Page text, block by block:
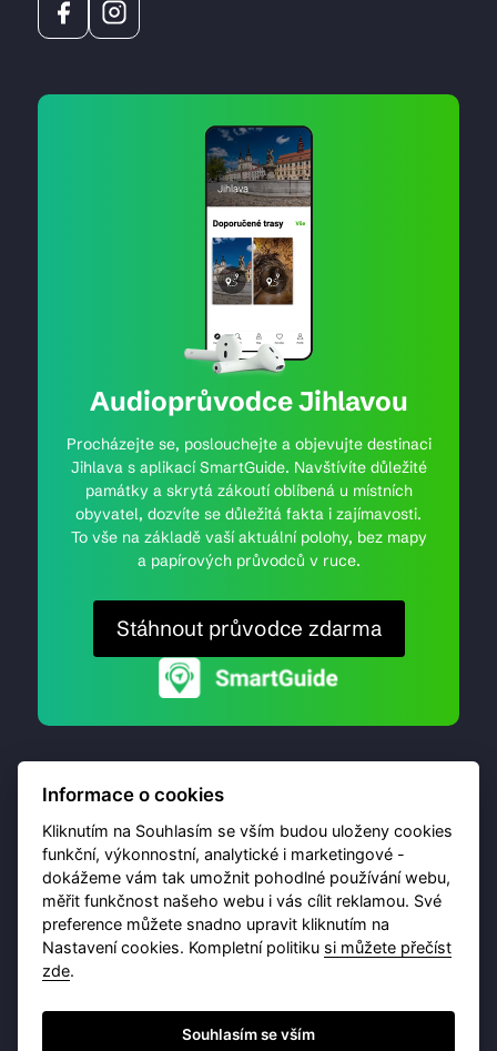
Audioprůvodce Jihlavou
Procházejte se, poslouchejte a objevujte destinaci
Jihlava s aplikací SmartGuide. Navštívíte důležité
památky a skrytá zákoutí oblíbená u místních
obyvatel, dozvíte se důležitá fakta i zajímavosti.
To vše na základě vaší aktuální polohy, bez mapy
a papírových průvodců v ruce.
Stáhnout průvodce zdarma
© 2026 Destinační portál provozujeBrána Jihlavy,
příspěvková organizace. Všechna práva vyhrazena.
Ochrana osobních údajů
Informace o cookies
Kliknutím na Souhlasím se vším budou uloženy cookies
funkční, výkonnostní, analytické i marketingové -
dokážeme vám tak umožnit pohodlné používání webu,
měřit funkčnost našeho webu i vás cílit reklamou. Své
preference můžete snadno upravit kliknutím na
Nastavení cookies. Kompletní politiku si můžete přečíst
zde.
Souhlasím se vším